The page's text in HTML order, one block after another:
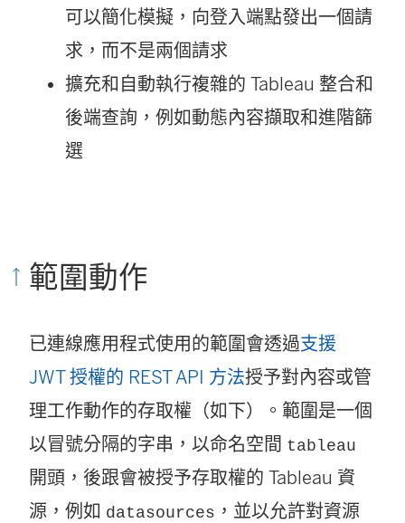
可以簡化模擬，向登入端點發出一個請
求，而不是兩個請求
擴充和自動執行複雜的 Tableau 整合和
後端查詢，例如動態內容擷取和進階篩
選
範圍動作
已連線應用程式使用的範圍會透過支援
JWT 授權的 REST API 方法授予對內容或管
理工作動作的存取權（如下）。範圍是一個
以冒號分隔的字串，以命名空間 tableau
開頭，後跟會被授予存取權的 Tableau 資
源，例如 datasources ，並以允許對資源